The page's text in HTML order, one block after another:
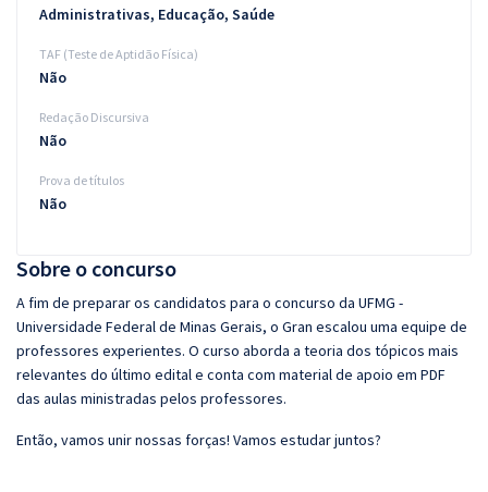
Sobre o concurso
A fim de preparar os candidatos para o concurso da UFMG -
Universidade Federal de Minas Gerais, o Gran escalou uma equipe de
professores experientes. O curso aborda a teoria dos tópicos mais
relevantes do último edital e conta com material de apoio em PDF
das aulas ministradas pelos professores.
Então, vamos unir nossas forças! Vamos estudar juntos?
Administrativas, Educação, Saúde
TAF (Teste de Aptidão Física)
Não
Redação Discursiva
Não
Prova de títulos
Não